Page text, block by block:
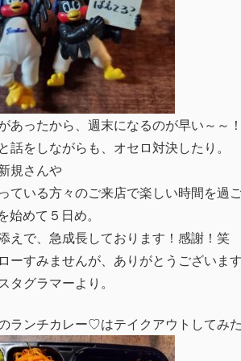
あったから、週末になるのが早い～～！
話をしながらも、オセロ対決したり。
規さんや
ている方々のご来店で楽しい時間を過ご
めて５日め。
えで、急成長しております！感謝！笑
ーすみませんが、ありがとうございます
タグラマーより。
ランチカレー♡はテイクアウトしてみた